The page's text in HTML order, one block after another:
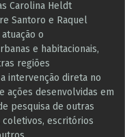
Carolina Heldt
Santoro e Raquel
o
e habitacionais,
regiões
intervenção direta no
ações desenvolvidas em
pesquisa ​de outras
coletivos, escritórios